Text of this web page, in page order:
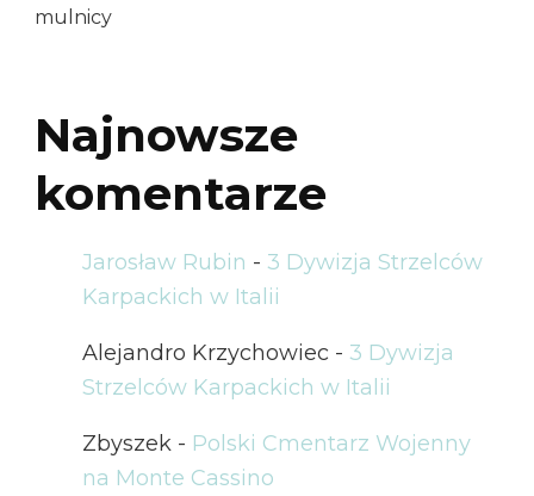
mulnicy
Najnowsze
komentarze
Jarosław Rubin - 3 Dywizja Strzelców
Karpackich w Italii
Alejandro Krzychowiec - 3 Dywizja
Strzelców Karpackich w Italii
Zbyszek - Polski Cmentarz Wojenny
na Monte Cassino